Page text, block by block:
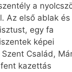
a
Az első ablak és
egy fa
képei
Család,
kazettás